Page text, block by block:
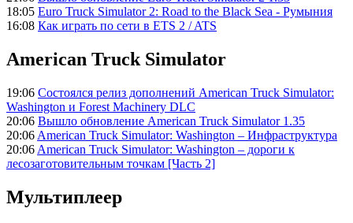
18:05 Euro Truck Simulator 2: Road to the Black Sea - Румыния
16:08 Как играть по сети в ETS 2 / ATS
American Truck Simulator
19:06 Состоялся релиз дополнений American Truck Simulator:
Washington и Forest Machinery DLC
20:06 Вышло обновление American Truck Simulator 1.35
20:06 American Truck Simulator: Washington – Инфраструктура
20:06 American Truck Simulator: Washington – дороги к
лесозаготовительным точкам [Часть 2]
Мультиплеер